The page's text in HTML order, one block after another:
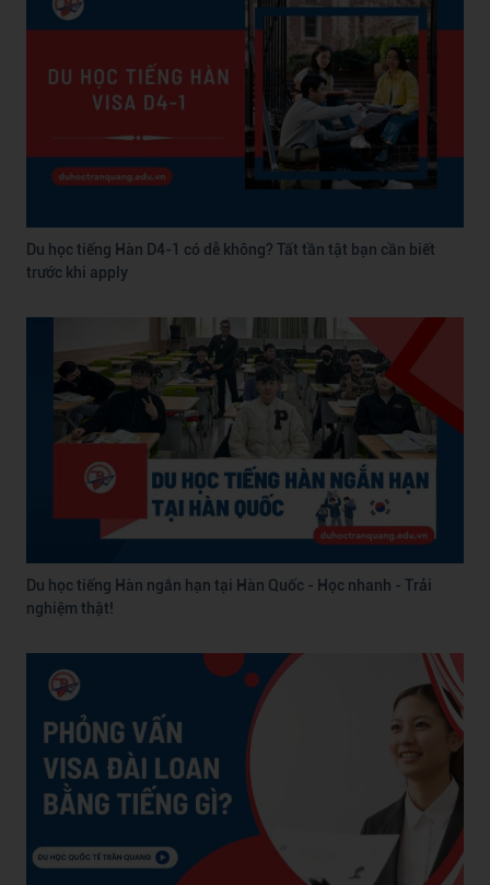
Du học tiếng Hàn D4-1 có dễ không? Tất tần tật bạn cần biết
trước khi apply
Du học tiếng Hàn ngắn hạn tại Hàn Quốc - Học nhanh - Trải
nghiệm thật!